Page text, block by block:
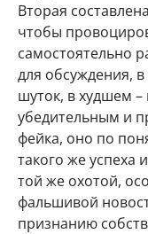
Вторая
чтобы
самостоятельно
для обсуждения,
шуток, в худшем
убедительным и
фейка, оно по
такого же успеха
той же охотой,
фальшивой
признанию